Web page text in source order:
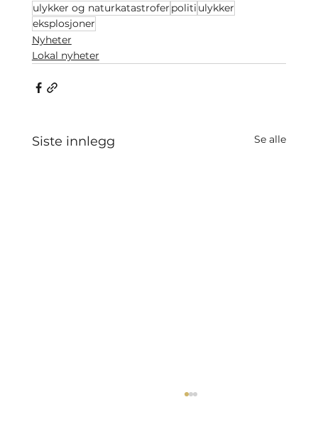
ulykker og naturkatastrofer politi ulykker
eksplosjoner
Nyheter
Lokal nyheter
Siste innlegg Se alle